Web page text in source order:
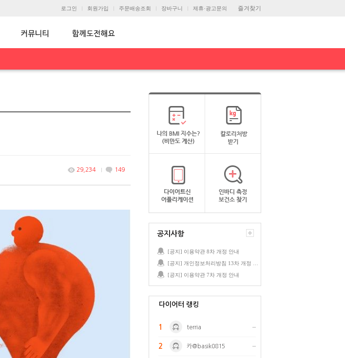
즐겨찾기
로그인 회원가입 주문배송조회 장바구니 제휴·광고문의
29,234 149
공지사항
[공지] 이용약관 8차 개정 안내
[공지] 이용약관 7차 개정 안내
다이어터 랭킹
1 terria
2 카@basik0815